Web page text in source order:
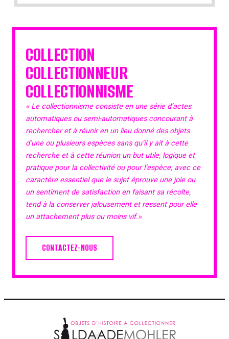
COLLECTION
COLLECTIONNEUR
COLLECTIONNISME
« Le collectionnisme consiste en une série d’actes
automatiques ou semi-automatiques concourant à
rechercher et à réunir en un lieu donné des objets
d’une ou plusieurs espèces sans qu’il y ait à cette
recherche et à cette réunion un but utile, logique et
pratique pour la collectivité ou pour l’espèce, avec ce
caractère essentiel que le sujet éprouve une joie ou
un sentiment de satisfaction en faisant sa récolte,
tend à la conserver jalousement et ressent pour elle
un attachement plus ou moins vif.»
CONTACTEZ-NOUS